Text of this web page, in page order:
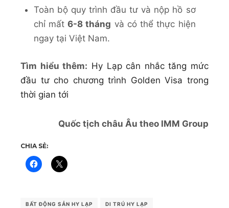
Toàn bộ quy trình đầu tư và nộp hồ sơ
chỉ mất 6-8 tháng và có thể thực hiện
ngay tại Việt Nam.
Tìm hiểu thêm: Hy Lạp cân nhắc tăng mức
đầu tư cho chương trình Golden Visa trong
thời gian tới
Quốc tịch châu Âu theo IMM Group
CHIA SẺ:
BẤT ĐỘNG SẢN HY LẠP DI TRÚ HY LẠP